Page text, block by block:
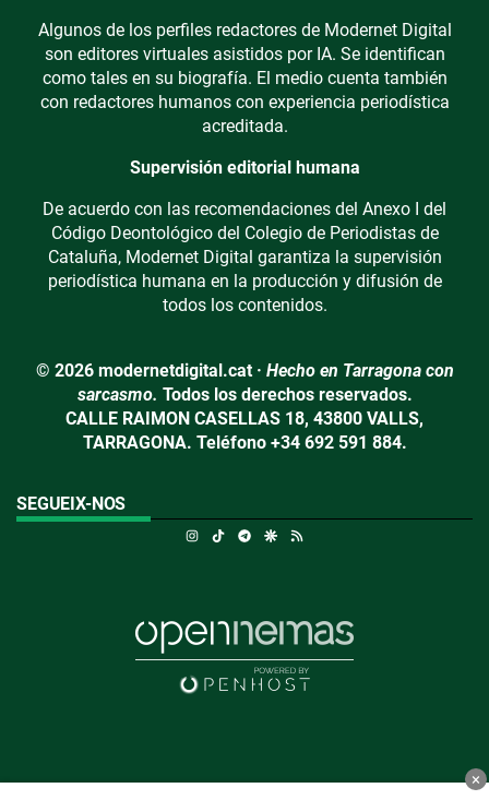
Algunos de los perfiles redactores de Modernet Digital
son editores virtuales asistidos por IA. Se identifican
como tales en su biografía. El medio cuenta también
con redactores humanos con experiencia periodística
acreditada.
Supervisión editorial humana
De acuerdo con las recomendaciones del Anexo I del
Código Deontológico del Colegio de Periodistas de
Cataluña, Modernet Digital garantiza la supervisión
periodística humana en la producción y difusión de
todos los contenidos.
© 2026 modernetdigital.cat · Hecho en Tarragona con
sarcasmo. Todos los derechos reservados.
CALLE RAIMON CASELLAS 18, 43800 VALLS,
TARRAGONA. Teléfono +34 692 591 884.
SEGUEIX-NOS
Instagram
TikTokTelegramGoogle Discover
×